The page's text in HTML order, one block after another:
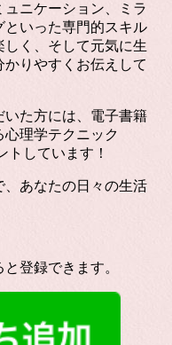
ニケーション、ミラ
といった専門的スキル
く、そして元気に生
りやすくお伝えして
た方には、電子書籍
心理学テクニック
トしています！
あなたの日々の生活
登録できます。